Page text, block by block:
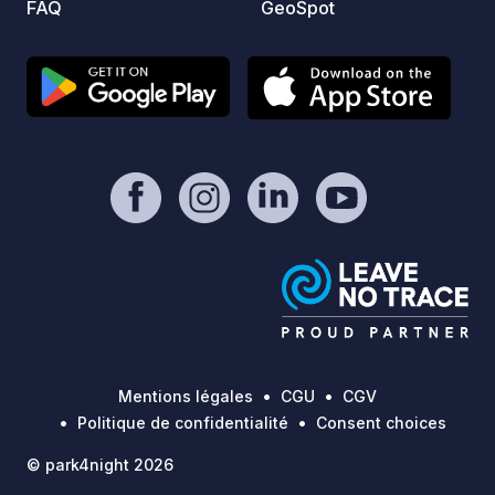
de faire demi-tour et d'accéder à
Vérification des disponibilités et
réservations en ligne. Accès
automatisé par reconnaissance de
d'accueil en présentiel en juillet et août
2025 : - Le matin de 9 h 30 à 16 h 00 -
L'après-midi de 19 h 00 à 21 h 00
FAQ
GeoSpot
Mentions légales CGU
CGV
Politique de confidentialité
Consent choices
© park4night 2026